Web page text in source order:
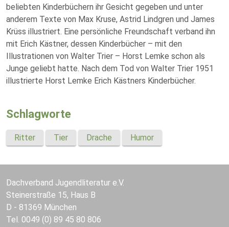
beliebten Kinderbüchern ihr Gesicht gegeben und unter
anderem Texte von Max Kruse, Astrid Lindgren und James
Krüss illustriert. Eine persönliche Freundschaft verband ihn
mit Erich Kästner, dessen Kinderbücher – mit den
Illustrationen von Walter Trier – Horst Lemke schon als
Junge geliebt hatte. Nach dem Tod von Walter Trier 1951
illustrierte Horst Lemke Erich Kästners Kinderbücher.
Schlagworte
Ritter Tier Drache Humor
Dachverband Jugendliteratur e.V.
Steinerstraße 15, Haus B
D - 81369 München
Tel. 0049 (0) 89 45 80 806